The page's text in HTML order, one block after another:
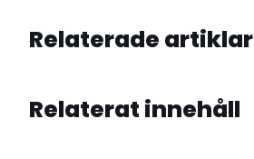
Relaterade artiklar
Relaterat innehåll